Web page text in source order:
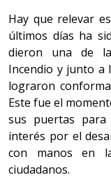
Hay que relevar
últimos días ha
dieron una de
Incendio y junto a
lograron
Este fue el
sus puertas para
interés por el
con manos en
ciudadanos.